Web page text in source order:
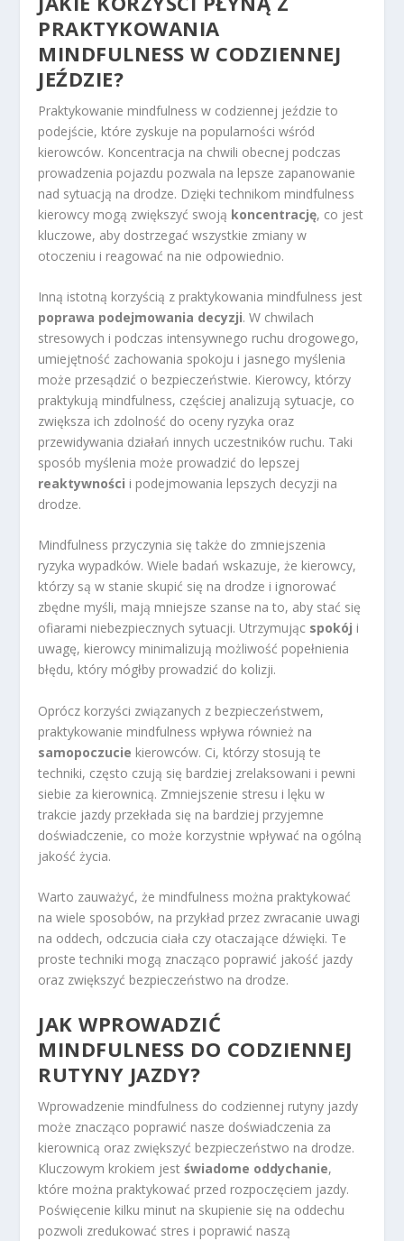
PRAKTYKOWANIA
MINDFULNESS W CODZIENNEJ
JEŹDZIE?
Praktykowanie mindfulness w codziennej jeździe to
podejście, które zyskuje na popularności wśród
kierowców. Koncentracja na chwili obecnej podczas
prowadzenia pojazdu pozwala na lepsze zapanowanie
nad sytuacją na drodze. Dzięki technikom mindfulness
kierowcy mogą zwiększyć swoją koncentrację, co jest
kluczowe, aby dostrzegać wszystkie zmiany w
otoczeniu i reagować na nie odpowiednio.
Inną istotną korzyścią z praktykowania mindfulness jest
poprawa podejmowania decyzji. W chwilach
stresowych i podczas intensywnego ruchu drogowego,
umiejętność zachowania spokoju i jasnego myślenia
może przesądzić o bezpieczeństwie. Kierowcy, którzy
praktykują mindfulness, częściej analizują sytuacje, co
zwiększa ich zdolność do oceny ryzyka oraz
przewidywania działań innych uczestników ruchu. Taki
sposób myślenia może prowadzić do lepszej
reaktywności i podejmowania lepszych decyzji na
drodze.
Mindfulness przyczynia się także do zmniejszenia
ryzyka wypadków. Wiele badań wskazuje, że kierowcy,
którzy są w stanie skupić się na drodze i ignorować
zbędne myśli, mają mniejsze szanse na to, aby stać się
ofiarami niebezpiecznych sytuacji. Utrzymując spokój i
uwagę, kierowcy minimalizują możliwość popełnienia
błędu, który mógłby prowadzić do kolizji.
Oprócz korzyści związanych z bezpieczeństwem,
praktykowanie mindfulness wpływa również na
samopoczucie kierowców. Ci, którzy stosują te
techniki, często czują się bardziej zrelaksowani i pewni
siebie za kierownicą. Zmniejszenie stresu i lęku w
trakcie jazdy przekłada się na bardziej przyjemne
doświadczenie, co może korzystnie wpływać na ogólną
jakość życia.
Warto zauważyć, że mindfulness można praktykować
na wiele sposobów, na przykład przez zwracanie uwagi
na oddech, odczucia ciała czy otaczające dźwięki. Te
proste techniki mogą znacząco poprawić jakość jazdy
oraz zwiększyć bezpieczeństwo na drodze.
JAK WPROWADZIĆ
MINDFULNESS DO CODZIENNEJ
RUTYNY JAZDY?
Wprowadzenie mindfulness do codziennej rutyny jazdy
może znacząco poprawić nasze doświadczenia za
kierownicą oraz zwiększyć bezpieczeństwo na drodze.
Kluczowym krokiem jestświadome oddychanie,
które można praktykować przed rozpoczęciem jazdy.
Poświęcenie kilku minut na skupienie się na oddechu
pozwoli zredukować stres i poprawić naszą